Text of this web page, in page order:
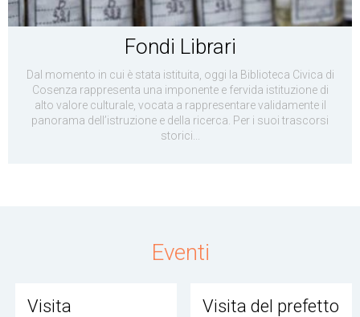
Fondi Librari
Dal momento in cui è stata istituita, oggi la Biblioteca Civica di
Cosenza rappresenta una imponente e fervida istituzione di
alto valore culturale, vocata a rappresentare validamente il
panorama dell’istruzione e della ricerca. Per i suoi trascorsi
storici...
Eventi
Visita
Visita del prefetto